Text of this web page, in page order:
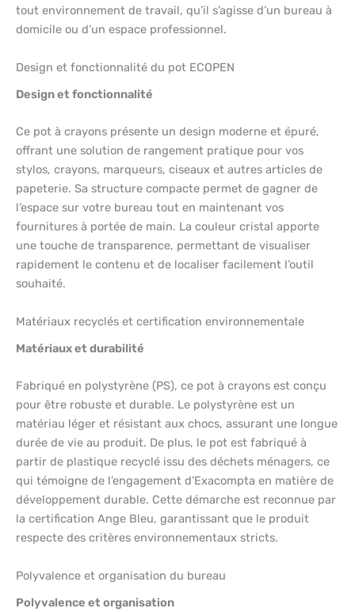
tout environnement de travail, qu’il s’agisse d’un bureau à
domicile ou d’un espace professionnel.
Design et fonctionnalité du pot ECOPEN
Design et fonctionnalité
Ce pot à crayons présente un design moderne et épuré,
offrant une solution de rangement pratique pour vos
stylos, crayons, marqueurs, ciseaux et autres articles de
papeterie. Sa structure compacte permet de gagner de
l’espace sur votre bureau tout en maintenant vos
fournitures à portée de main. La couleur cristal apporte
une touche de transparence, permettant de visualiser
rapidement le contenu et de localiser facilement l’outil
souhaité.
Matériaux recyclés et certification environnementale
Matériaux et durabilité
Fabriqué en polystyrène (PS), ce pot à crayons est conçu
pour être robuste et durable. Le polystyrène est un
matériau léger et résistant aux chocs, assurant une longue
durée de vie au produit. De plus, le pot est fabriqué à
partir de plastique recyclé issu des déchets ménagers, ce
qui témoigne de l’engagement d’Exacompta en matière de
développement durable. Cette démarche est reconnue par
la certification Ange Bleu, garantissant que le produit
respecte des critères environnementaux stricts.
Polyvalence et organisation du bureau
Polyvalence et organisation